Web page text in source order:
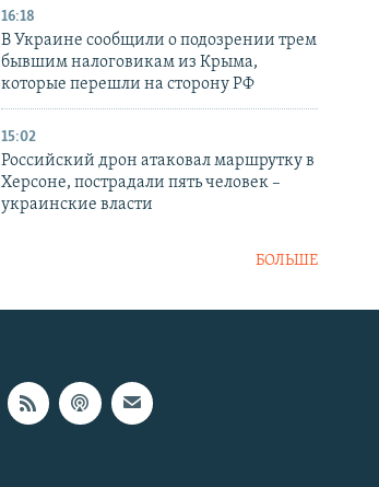
16:18
В Украине сообщили о подозрении трем
бывшим налоговикам из Крыма,
которые перешли на сторону РФ
15:02
Российский дрон атаковал маршрутку в
Херсоне, пострадали пять человек –
украинские власти
БОЛЬШЕ